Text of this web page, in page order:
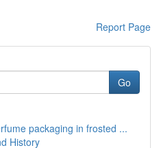
Report Page
Go
packaging in frosted ...
History